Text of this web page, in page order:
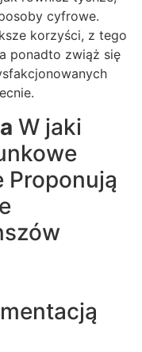
cyfrowe.
korzyści, z tego
ponadto zwiąż się
W jaki
Proponują